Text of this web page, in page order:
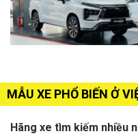
MẪU XE PHỔ BIẾN Ở
Hãng xe tìm kiếm nhiều